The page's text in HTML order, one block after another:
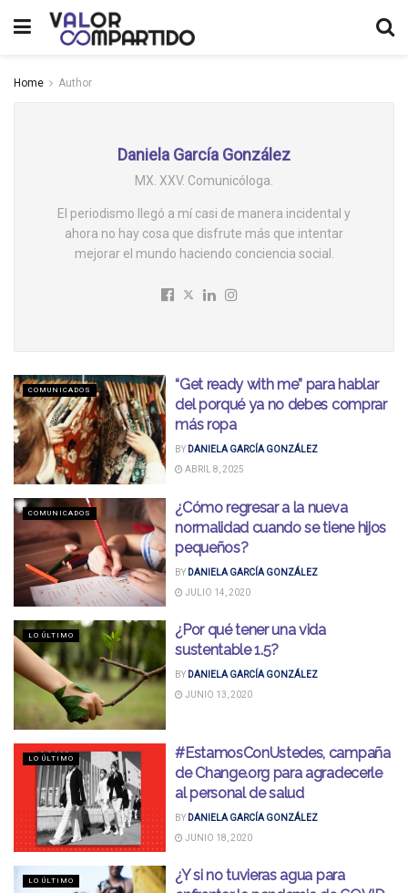
Home Author
Daniela García González
MX. XXV. Comunicóloga.
El periodismo llegó a mí casi de manera incidental y
ahora no hay cosa que disfrute más que intentar
mejorar el mundo haciendo conciencia social.
COMUNICADOS
“Get ready with me” para hablar
del porqué ya no debes comprar
más ropa
BY DANIELA GARCÍA GONZÁLEZ
ABRIL 8, 2025
COMUNICADOS
¿Cómo regresar a la nueva
normalidad cuando se tiene hijos
pequeños?
BY DANIELA GARCÍA GONZÁLEZ
JULIO 14, 2020
LO ÚLTIMO
¿Por qué tener una vida
sustentable 1.5?
BY DANIELA GARCÍA GONZÁLEZ
JUNIO 13, 2020
LO ÚLTIMO
#EstamosConUstedes, campaña
de Change.org para agradecerle
al personal de salud
BY DANIELA GARCÍA GONZÁLEZ
JUNIO 18, 2020
LO ÚLTIMO
¿Y si no tuvieras agua para